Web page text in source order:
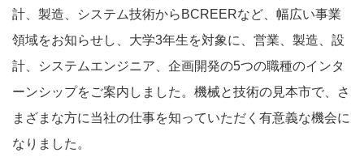
計、製造、システム技術からBCREERなど、幅広い事業
領域をお知らせし、大学3年生を対象に、営業、製造、設
計、システムエンジニア、企画開発の5つの職種のインタ
ーンシップをご案内しました。機械と技術の見本市で、さ
まざまな方に当社の仕事を知っていただく有意義な機会に
なりました。